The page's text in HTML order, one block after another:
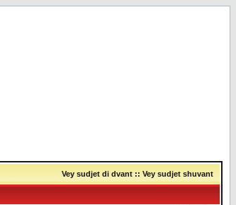
Vey sudjet di dvant :: Vey sudjet shuvant